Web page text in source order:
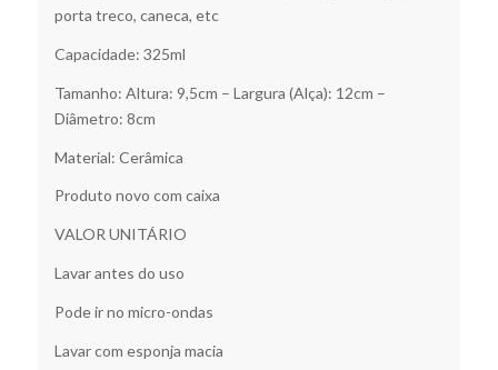
porta treco, caneca, etc
Capacidade: 325ml
Tamanho: Altura: 9,5cm – Largura (Alça): 12cm –
Diâmetro: 8cm
Material: Cerâmica
Produto novo com caixa
VALOR UNITÁRIO
Lavar antes do uso
Pode ir no micro-ondas
Lavar com esponja macia